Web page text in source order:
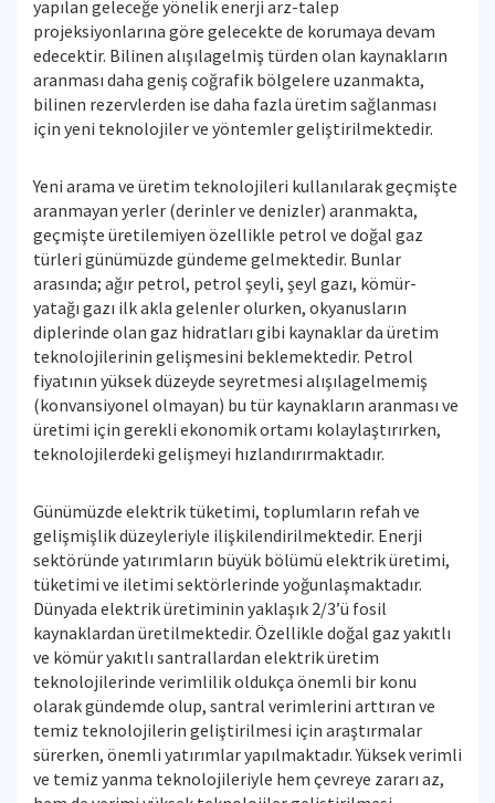
yapılan geleceğe yönelik enerji arz-talep
projeksiyonlarına göre gelecekte de korumaya devam
edecektir. Bilinen alışılagelmiş türden olan kaynakların
aranması daha geniş coğrafik bölgelere uzanmakta,
bilinen rezervlerden ise daha fazla üretim sağlanması
için yeni teknolojiler ve yöntemler geliştirilmektedir.
Yeni arama ve üretim teknolojileri kullanılarak geçmişte
aranmayan yerler (derinler ve denizler) aranmakta,
geçmişte üretilemiyen özellikle petrol ve doğal gaz
türleri günümüzde gündeme gelmektedir. Bunlar
arasında; ağır petrol, petrol şeyli, şeyl gazı, kömür-
yatağı gazı ilk akla gelenler olurken, okyanusların
diplerinde olan gaz hidratları gibi kaynaklar da üretim
teknolojilerinin gelişmesini beklemektedir. Petrol
fiyatının yüksek düzeyde seyretmesi alışılagelmemiş
(konvansiyonel olmayan) bu tür kaynakların aranması ve
üretimi için gerekli ekonomik ortamı kolaylaştırırken,
teknolojilerdeki gelişmeyi hızlandırırmaktadır.
Günümüzde elektrik tüketimi, toplumların refah ve
gelişmişlik düzeyleriyle ilişkilendirilmektedir. Enerji
sektöründe yatırımların büyük bölümü elektrik üretimi,
tüketimi ve iletimi sektörlerinde yoğunlaşmaktadır.
Dünyada elektrik üretiminin yaklaşık 2/3’ü fosil
kaynaklardan üretilmektedir. Özellikle doğal gaz yakıtlı
ve kömür yakıtlı santrallardan elektrik üretim
teknolojilerinde verimlilik oldukça önemli bir konu
olarak gündemde olup, santral verimlerini arttıran ve
temiz teknolojilerin geliştirilmesi için araştırmalar
sürerken, önemli yatırımlar yapılmaktadır. Yüksek verimli
ve temiz yanma teknolojileriyle hem çevreye zararı az,